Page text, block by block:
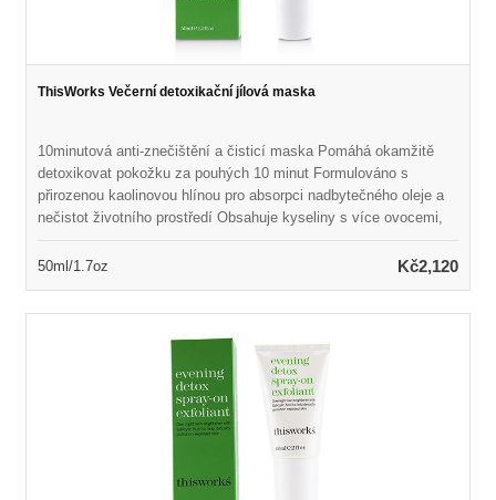
ThisWorks Večerní detoxikační jílová maska
10minutová anti-znečištění a čisticí maska Pomáhá okamžitě
detoxikovat pokožku za pouhých 10 minut Formulováno s
přirozenou kaolinovou hlínou pro absorpci nadbytečného oleje a
nečistot životního prostředí Obsahuje kyseliny s více ovocemi,
odlupovat pokožku podporou obratu buněk Naplněn drahocenným
50ml/1.7oz Kč2,120